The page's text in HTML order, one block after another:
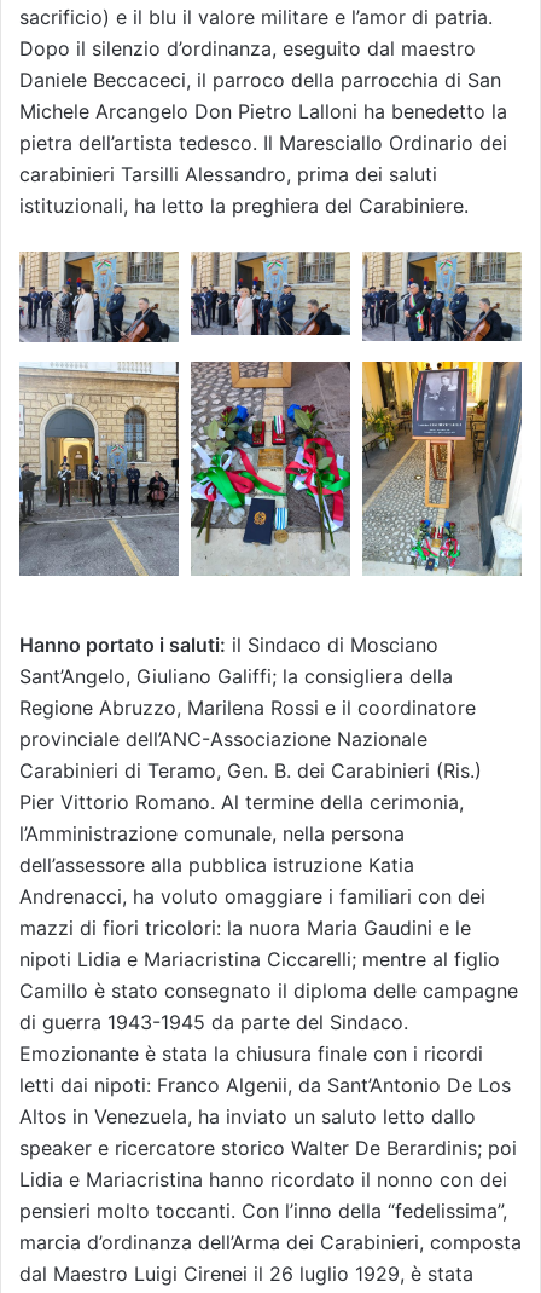
sacrificio) e il blu il valore militare e l’amor di patria.
Dopo il silenzio d’ordinanza, eseguito dal maestro
Daniele Beccaceci, il parroco della parrocchia di San
Michele Arcangelo Don Pietro Lalloni ha benedetto la
pietra dell’artista tedesco. Il Maresciallo Ordinario dei
carabinieri Tarsilli Alessandro, prima dei saluti
istituzionali, ha letto la preghiera del Carabiniere.
Hanno portato i saluti: il Sindaco di Mosciano
Sant’Angelo, Giuliano Galiffi; la consigliera della
Regione Abruzzo, Marilena Rossi e il coordinatore
provinciale dell’ANC-Associazione Nazionale
Carabinieri di Teramo, Gen. B. dei Carabinieri (Ris.)
Pier Vittorio Romano. Al termine della cerimonia,
l’Amministrazione comunale, nella persona
dell’assessore alla pubblica istruzione Katia
Andrenacci, ha voluto omaggiare i familiari con dei
mazzi di fiori tricolori: la nuora Maria Gaudini e le
nipoti Lidia e Mariacristina Ciccarelli; mentre al figlio
Camillo è stato consegnato il diploma delle campagne
di guerra 1943-1945 da parte del Sindaco.
Emozionante è stata la chiusura finale con i ricordi
letti dai nipoti: Franco Algenii, da Sant’Antonio De Los
Altos in Venezuela, ha inviato un saluto letto dallo
speaker e ricercatore storico Walter De Berardinis; poi
Lidia e Mariacristina hanno ricordato il nonno con dei
pensieri molto toccanti. Con l’inno della “fedelissima”,
marcia d’ordinanza dell’Arma dei Carabinieri, composta
dal Maestro Luigi Cirenei il 26 luglio 1929, è stata